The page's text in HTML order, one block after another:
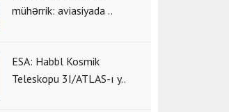
mühərrik: aviasiyada ..
ESA: Habbl Kosmik
Teleskopu 3I/ATLAS-ı y..